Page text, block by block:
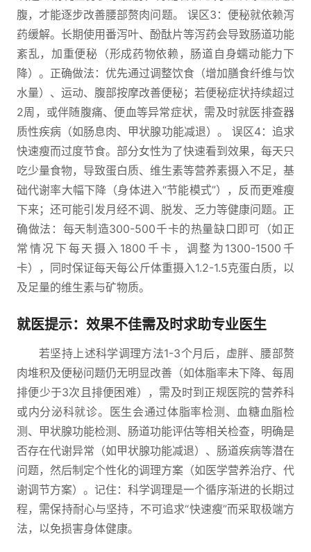
腹，才能逐步改善腰部赘肉问题。 误区3：便秘就依赖泻
药缓解。长期使用番泻叶、酚酞片等泻药会导致肠道功能
紊乱，加重便秘（形成药物依赖，肠道自身蠕动能力下
降）。正确做法：优先通过调整饮食（增加膳食纤维与饮
水量）、运动、腹部按摩改善便秘；若便秘症状持续超过
2周，或伴随腹痛、便血等异常症状，需及时就医排查器
质性疾病（如肠息肉、甲状腺功能减退）。 误区4：追求
快速瘦而过度节食。部分女性为了快速看到效果，每天只
吃少量食物，导致蛋白质、维生素等营养素摄入不足，基
础代谢率大幅下降（身体进入“节能模式”），反而更难瘦
下来；还可能引发月经不调、脱发、乏力等健康问题。正
确做法：每天制造300-500千卡的热量缺口即可（如正
常情况下每天摄入1800千卡，调整为1300-1500千
卡），同时保证每天每公斤体重摄入1.2-1.5克蛋白质，以
及足量的维生素与矿物质。
就医提示：效果不佳需及时求助专业医生
若坚持上述科学调理方法1-3个月后，虚胖、腰部赘
肉堆积及便秘问题仍无明显改善（如体脂率未下降、每周
排便少于3次且排便困难），需及时到正规医院的营养科
或内分泌科就诊。医生会通过体脂率检测、血糖血脂检
测、甲状腺功能检测、肠道功能评估等相关检查，明确是
否存在代谢异常（如甲状腺功能减退）、肠道疾病等潜在
问题，然后制定个性化的调理方案（如医学营养治疗、代
谢调节方案）。记住：科学调理是一个循序渐进的长期过
程，需保持耐心与坚持，不可追求“快速瘦”而采取极端方
法，以免损害身体健康。